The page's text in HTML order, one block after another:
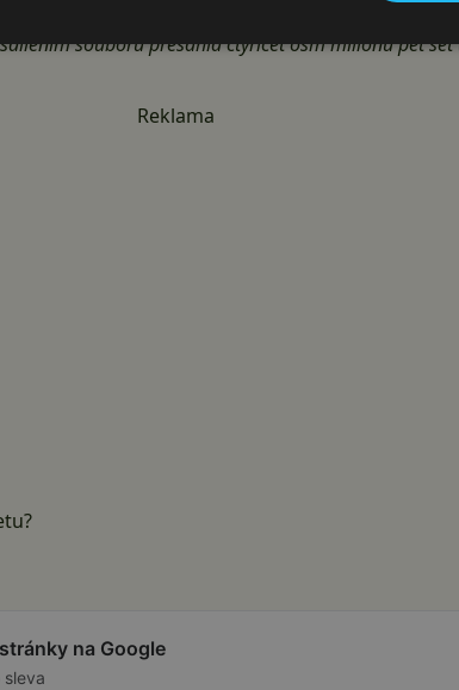
, které
souborů přesáhla čtyřicet osm milionů pět set
Reklama
na Google